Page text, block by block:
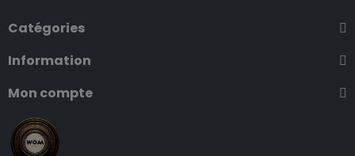
Catégories
Information
Mon compte